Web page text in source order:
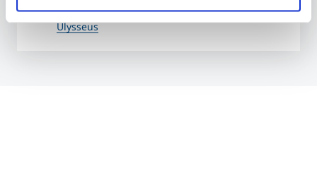
MCI wird Teil der Europäischen Universität
Ulysseus